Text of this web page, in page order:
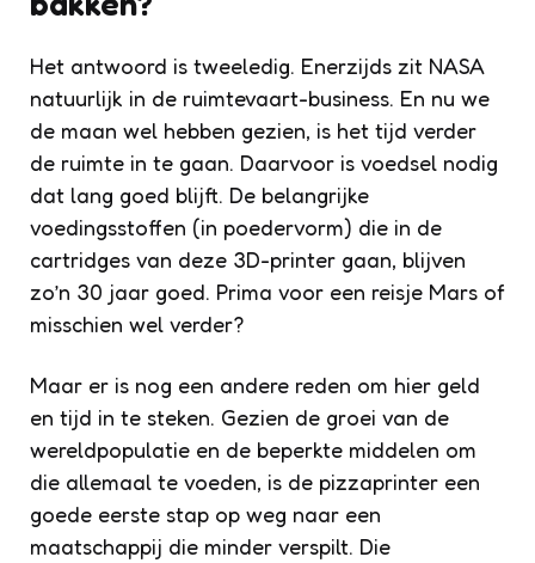
Het antwoord is tweeledig. Enerzijds zit NASA
natuurlijk in de ruimtevaart-business. En nu we
de maan wel hebben gezien, is het tijd verder
de ruimte in te gaan. Daarvoor is voedsel nodig
dat lang goed blijft. De belangrijke
voedingsstoffen (in poedervorm) die in de
cartridges van deze 3D-printer gaan, blijven
zo’n 30 jaar goed. Prima voor een reisje Mars of
misschien wel verder?
Maar er is nog een andere reden om hier geld
en tijd in te steken. Gezien de groei van de
wereldpopulatie en de beperkte middelen om
die allemaal te voeden, is de pizzaprinter een
goede eerste stap op weg naar een
maatschappij die minder verspilt. Die